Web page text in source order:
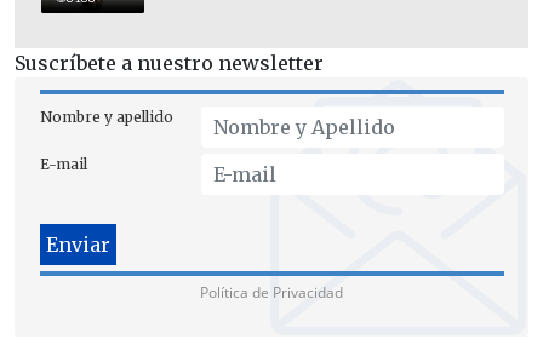
Suscríbete a nuestro newsletter
Nombre y apellido
E-mail
Política de Privacidad